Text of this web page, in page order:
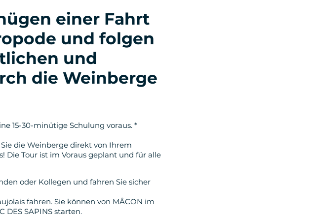
einer Fahrt
und folgen
und
die Weinberge
15-30-minütige Schulung voraus. *
die Weinberge direkt von Ihrem
Die Tour ist im Voraus geplant und für alle
oder Kollegen und fahren Sie sicher
fahren. Sie können von MÂCON im
DES SAPINS starten.